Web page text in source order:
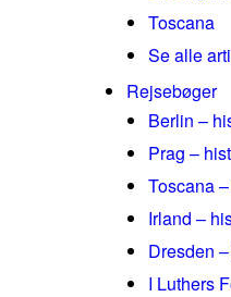
Toscana
Se alle
Rejsebøger
Berlin –
Prag –
Toscana
Irland –
Dresden
I Luthers